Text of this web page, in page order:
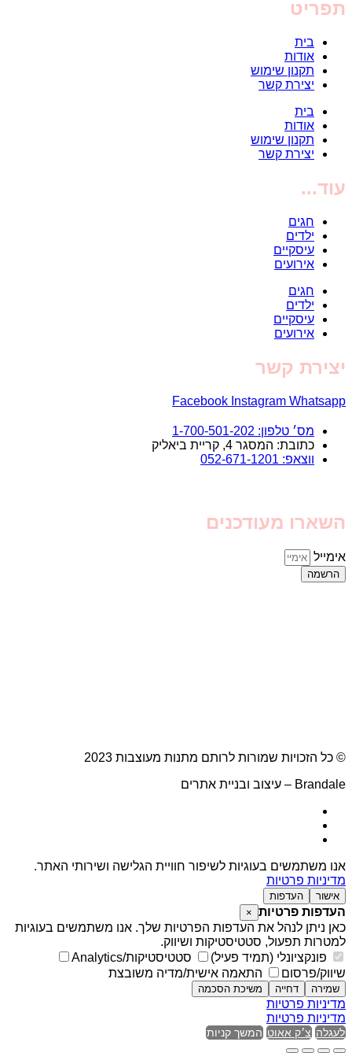
תפריט
בית
אודות
תקנון שימוש
יצירת קשר
בית
אודות
תקנון שימוש
יצירת קשר
עוד...
חגים
ילדים
עיסקיים
אירועים
חגים
ילדים
עיסקיים
אירועים
יצירת קשר
Facebook Instagram Whatsapp
מס׳ טלפון: 1-700-501-202
כתובת: המסגר 4, קריית ביאליק
ווצאפ: 052-671-1201
השארו מעודכנים
אימייל
הרשמה
© כל הזכויות שמורות לרותם מתנות מעוצבות 2023
Brandale – עיצוב ובניית אתרים
אנו משתמשים בעוגיות לשיפור חוויית הגלישה ושירותי האתר.
מדיניות פרטיות
אישור העדפות
העדפות פרטיות ×
כאן ניתן לנהל את העדפות הפרטיות שלך. אנו משתמשים בעוגיות
למטרות תפעול, סטטיסטיקות ושיווק.
פונקציונלי (תמיד פעיל)
סטטיסטיקות/Analytics
שיווק/פרסום
התאמה אישית/מדיה משובצת
שמירה דחייה משיכת הסכמה
מדיניות פרטיות
מדיניות פרטיות
לעגלה צ׳ק אאוט המשך קניות